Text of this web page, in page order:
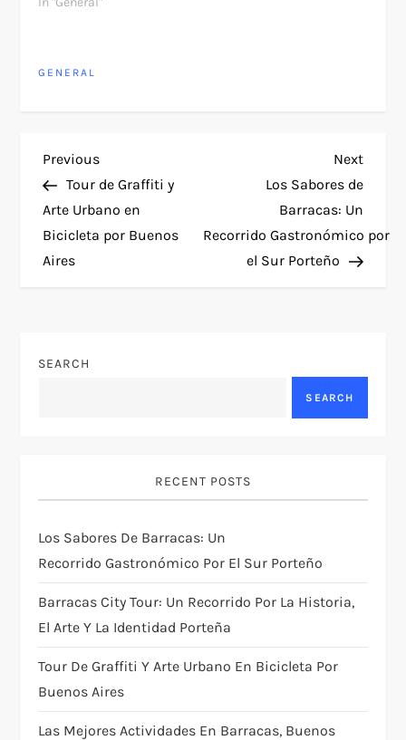
GENERAL
P
o
s
a
g
a
t
i
o
n
Previous
Post
Previous
Tour de Graffiti y
Arte Urbano en
Bicicleta por Buenos
Aires
Next
Post
Next
Los Sabores de
Barracas: Un
Recorrido Gastronómico por
el Sur Porteño
SEARCH
SEARCH
RECENT POSTS
Los Sabores De Barracas: Un
Recorrido Gastronómico Por El Sur Porteño
Barracas City Tour: Un Recorrido Por La Historia,
El Arte Y La Identidad Porteña
Tour De Graffiti Y Arte Urbano En Bicicleta Por
Buenos Aires
Las Mejores Actividades En Barracas, Buenos